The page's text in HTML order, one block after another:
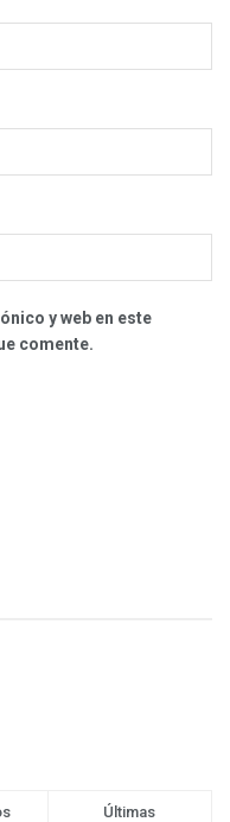
y web en este
comente.
Últimas